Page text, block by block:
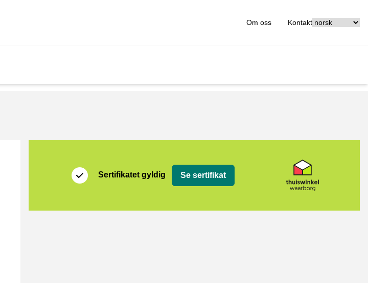
Om oss Kontakt
Sertifikatet gyldig Se sertifikat